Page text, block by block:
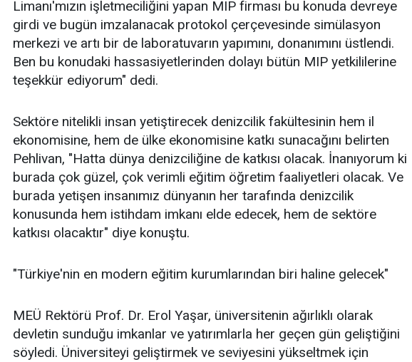
Limanı'mızın işletmeciliğini yapan MIP firması bu konuda devreye
girdi ve bugün imzalanacak protokol çerçevesinde simülasyon
merkezi ve artı bir de laboratuvarın yapımını, donanımını üstlendi.
Ben bu konudaki hassasiyetlerinden dolayı bütün MIP yetkililerine
teşekkür ediyorum" dedi.
Sektöre nitelikli insan yetiştirecek denizcilik fakültesinin hem il
ekonomisine, hem de ülke ekonomisine katkı sunacağını belirten
Pehlivan, "Hatta dünya denizciliğine de katkısı olacak. İnanıyorum ki
burada çok güzel, çok verimli eğitim öğretim faaliyetleri olacak. Ve
burada yetişen insanımız dünyanın her tarafında denizcilik
konusunda hem istihdam imkanı elde edecek, hem de sektöre
katkısı olacaktır" diye konuştu.
"Türkiye'nin en modern eğitim kurumlarından biri haline gelecek"
MEÜ Rektörü Prof. Dr. Erol Yaşar, üniversitenin ağırlıklı olarak
devletin sunduğu imkanlar ve yatırımlarla her geçen gün geliştiğini
söyledi. Üniversiteyi geliştirmek ve seviyesini yükseltmek için